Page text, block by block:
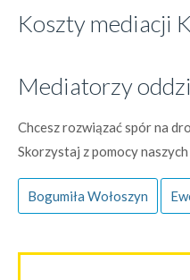
Koszty mediacji
Mediatorzy
Chcesz rozwiązać spór na
Skorzystaj z pomocy
Bogumiła Wołoszyn